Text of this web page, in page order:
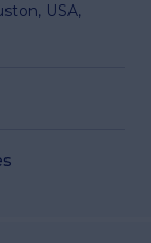
USA,